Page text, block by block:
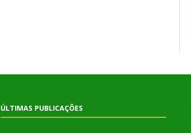
ÚLTIMAS PUBLICAÇÕES